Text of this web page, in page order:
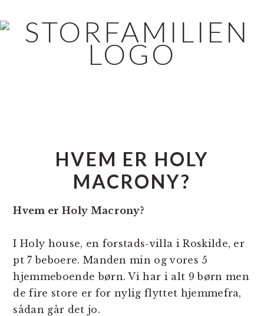
til
indhold
direkte
direkte
HVEM ER HOLY
MACRONY?
Hvem er Holy Macrony?
I Holy house, en forstads-villa i Roskilde, er
pt 7 beboere. Manden min og vores 5
hjemmeboende børn. Vi har i alt 9 børn men
de fire store er for nylig flyttet hjemmefra,
sådan går det jo.